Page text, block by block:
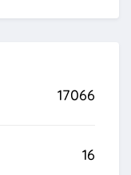
17066
16